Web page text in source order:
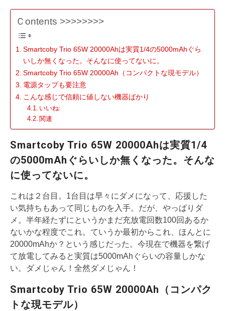
Ｃontents >>>>>>>>
Smartcoby Trio 65W 20000Ahは実質1/4の5000mAhぐら
いしか無くなった。そんなに使ってないに。
Smartcoby Trio 65W 20000Ah（コンパクトな現モデル）
電源タップも要注意
こんな感じで信頼に値しない機器ばかり
いいね:
関連
Smartcoby Trio 65W 20000Ahは実質1/4
の5000mAhぐらいしか無くなった。そんな
に使ってないに。
これは２台目。1台目は早々にダメになって、応援した
い気持ちもあって同じものを入手。だが、やっぱりダ
メ。半年経たずにというかまだ充放電回数100回あるか
ないかな程度でこれ。ていうか最初からこれ、ほんとに
20000mAhか？という感じだった。今現在で機器を繋げ
て放電してみると実質は5000mAhぐらいの容量しかな
い。ダメじゃん！全然ダメじゃん！
Smartcoby Trio 65W 20000Ah（コンパク
トな現モデル）